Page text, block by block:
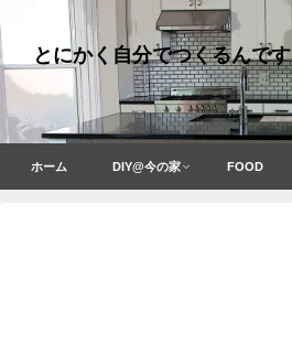
とにかく自分でつくるんです
ホーム DIY@今の家 FOOD